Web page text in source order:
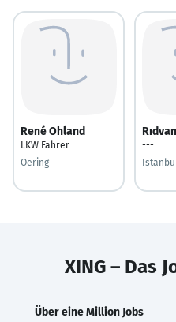
René Ohland
LKW Fahrer
Oering
---
Istanbul
XING – Das
Über eine Million Jobs